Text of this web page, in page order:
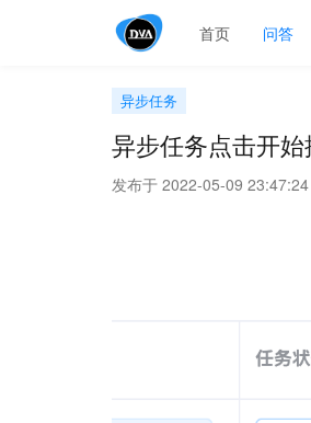
首页 问答
异步任务
异步任务点击开
发布于 2022-05-09 23:47:24